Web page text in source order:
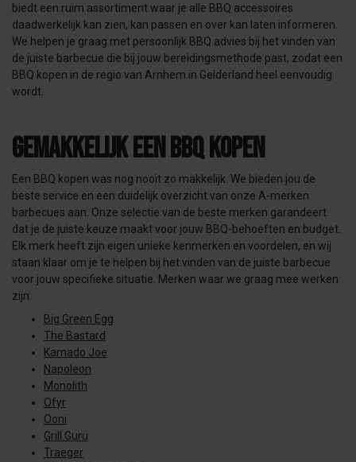
biedt een ruim assortiment waar je alle BBQ accessoires
daadwerkelijk kan zien, kan passen en over kan laten informeren.
We helpen je graag met persoonlijk BBQ advies bij het vinden van
de juiste barbecue die bij jouw bereidingsmethode past, zodat een
BBQ kopen in de regio van Arnhem in Gelderland heel eenvoudig
wordt.
Gemakkelijk een BBQ kopen
Een BBQ kopen was nog nooit zo makkelijk. We bieden jou de
beste service en een duidelijk overzicht van onze A-merken
barbecues aan. Onze selectie van de beste merken garandeert
dat je de juiste keuze maakt voor jouw BBQ-behoeften en budget.
Elk merk heeft zijn eigen unieke kenmerken en voordelen, en wij
staan klaar om je te helpen bij het vinden van de juiste barbecue
voor jouw specifieke situatie. Merken waar we graag mee werken
zijn:
Big Green Egg
The Bastard
Kamado Joe
Napoleon
Monolith
Ofyr
Ooni
Grill Guru
Traeger